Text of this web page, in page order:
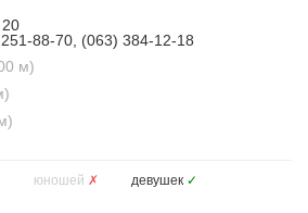
88-70, (063) 384-12-18
м)
юношей ✗ девушек ✓